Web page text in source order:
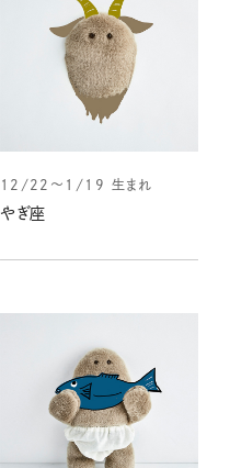
12/22～1/19 生まれ
やぎ座